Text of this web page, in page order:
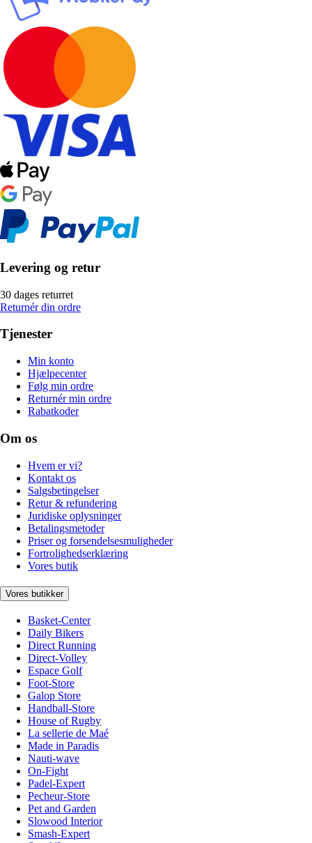
Levering og retur
30 dages returret
Returnér din ordre
Tjenester
Min konto
Hjælpecenter
Følg min ordre
Returnér min ordre
Rabatkoder
Om os
Hvem er vi?
Kontakt os
Salgsbetingelser
Retur & refundering
Juridiske oplysninger
Betalingsmetoder
Priser og forsendelsesmuligheder
Fortrolighedserklæring
Vores butik
Vores butikker
Basket-Center
Daily Bikers
Direct Running
Direct-Volley
Espace Golf
Foot-Store
Galop Store
Handball-Store
House of Rugby
La sellerie de Maé
Made in Paradis
Nauti-wave
On-Fight
Padel-Expert
Pecheur-Store
Pet and Garden
Slowood Interior
Smash-Expert